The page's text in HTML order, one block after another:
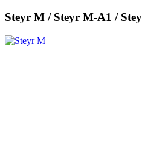
Steyr M / Steyr M-A1 /